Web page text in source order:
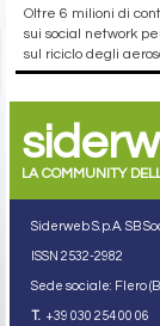
Oltre 6 milioni di
sui social network
sul riciclo degli
LA COMMUNITY
Siderweb S.p.A. SB
ISSN 2532-2982
Sede sociale: Flero
T. +39 030 254 00 06